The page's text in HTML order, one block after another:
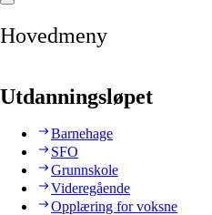
Hovedmeny
Utdanningsløpet
Barnehage
SFO
Grunnskole
Videregående
Opplæring for voksne